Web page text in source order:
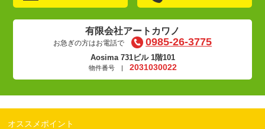
有限会社アートカワノ
お急ぎの方はお電話で 0985-26-3775
Aosima 731ビル 1階101
物件番号 | 2031030022
オススメポイント